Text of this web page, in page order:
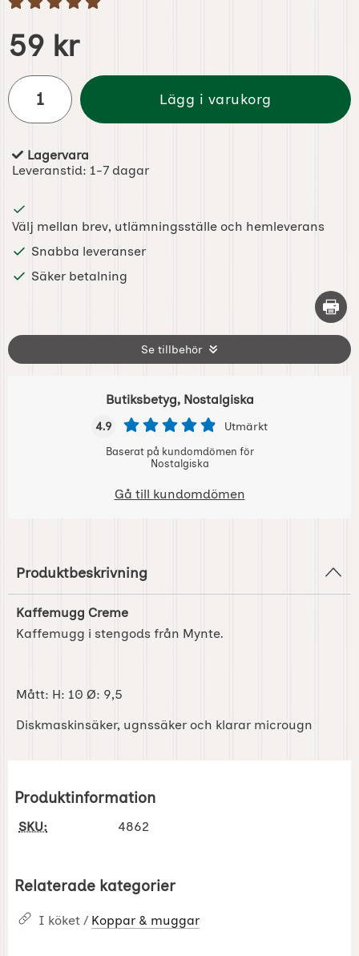
Handla denna produkt Kaffemugg - Green Tea
pris
59 kr
antal
Lägg i varukorg
Tillgänglighet:
Lagervara
Leveranstid: 1-7 dagar
Välj mellan brev, utlämningsställe och hemleverans
Snabba leveranser
Säker betalning
Skriv
Se tillbehör
Butiksbetyg, Nostalgiska
4.9 Utmärkt
Baserat på kundomdömen för
Nostalgiska
Gå till kundomdömen
Produktbeskrivning
Kaffemugg Creme
Kaffemugg i stengods från Mynte.
Mått: H: 10 Ø: 9,5
Diskmaskinsäker, ugnssäker och klarar microugn
Produktinformation
SKU: 4862
Relaterade kategorier
I köket / Koppar & muggar